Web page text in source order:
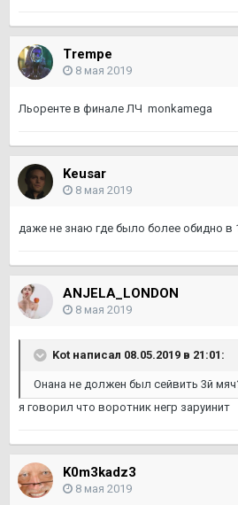
Trempe
8 мая 2019
Льоренте в финале ЛЧ monkamega
Keusar
8 мая 2019
даже не знаю где было более обидно в
ANJELA_LONDON
8 мая 2019
Kot написал 08.05.2019 в 21:01:
Онана не должен был сейвить 3й
я говорил что воротник негр заруинит
K0m3kadz3
8 мая 2019